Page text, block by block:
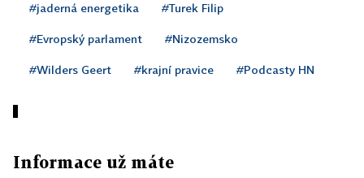
#jaderná energetika #Turek Filip
#Evropský parlament #Nizozemsko
#Wilders Geert #krajní pravice #Podcasty HN
Informace už máte